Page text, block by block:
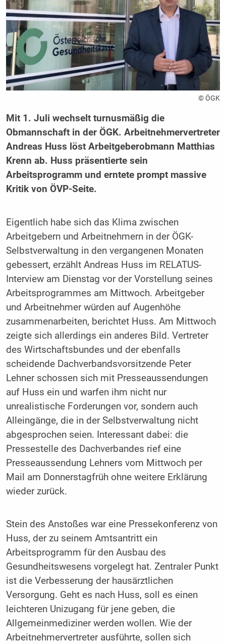
© ÖGK
Mit 1. Juli wechselt turnusmäßig die
Obmannschaft in der ÖGK. Arbeitnehmervertreter
Andreas Huss löst Arbeitgeberobmann Matthias
Krenn ab. Huss präsentierte sein
Arbeitsprogramm und erntete prompt massive
Kritik von ÖVP-Seite.
Eigentlich habe sich das Klima zwischen
Arbeitgebern und Arbeitnehmern in der ÖGK-
Selbstverwaltung in den vergangenen Monaten
gebessert, erzählt Andreas Huss im RELATUS-
Interview am Dienstag vor der Vorstellung seines
Arbeitsprogrammes am Mittwoch. Arbeitgeber
und Arbeitnehmer würden auf Augenhöhe
zusammenarbeiten, berichtet Huss. Am Mittwoch
zeigte sich allerdings ein anderes Bild. Vertreter
des Wirtschaftsbundes und der ebenfalls
scheidende Dachverbandsvorsitzende Peter
Lehner schossen sich mit Presseaussendungen
auf Huss ein und warfen ihm nicht nur
unrealistische Forderungen vor, sondern auch
Alleingänge, die in der Selbstverwaltung nicht
abgesprochen seien. Interessant dabei: die
Pressestelle des Dachverbandes rief eine
Presseaussendung Lehners vom Mittwoch per
Mail am Donnerstagfrüh ohne weitere Erklärung
wieder zurück.
Stein des Anstoßes war eine Pressekonferenz von
Huss, der zu seinem Amtsantritt ein
Arbeitsprogramm für den Ausbau des
Gesundheitswesens vorgelegt hat. Zentraler Punkt
ist die Verbesserung der hausärztlichen
Versorgung. Geht es nach Huss, soll es einen
leichteren Unizugang für jene geben, die
Allgemeinmediziner werden wollen. Wie der
Arbeitnehmervertreter ausführte, sollen sich